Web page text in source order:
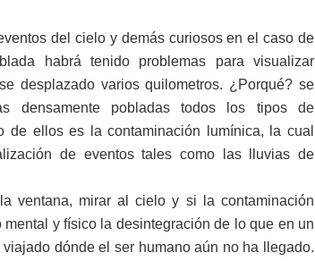
del cielo y demás curiosos en el caso de
habrá tenido problemas para visualizar
desplazado varios quilometros. ¿Porqué? se
densamente pobladas todos los tipos de
de ellos es la contaminación lumínica, la cual
de eventos tales como las lluvias de
ventana, mirar al cielo y si la contaminación
y físico la desintegración de lo que en un
dónde el ser humano aún no ha llegado.